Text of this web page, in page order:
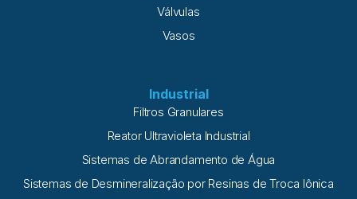
Válvulas
Vasos
Industrial
Filtros Granulares
Reator Ultravioleta Industrial
Sistemas de Abrandamento de Água
Sistemas de Desmineralização por Resinas de Troca Iônica